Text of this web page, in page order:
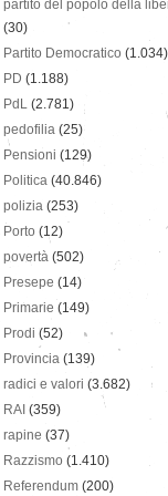
partito del popolo della
(30)
Partito Democratico (1.034)
PD (1.188)
PdL (2.781)
pedofilia (25)
Pensioni (129)
Politica (40.846)
polizia (253)
Porto (12)
povertà (502)
Presepe (14)
Primarie (149)
Prodi (52)
Provincia (139)
radici e valori (3.682)
RAI (359)
rapine (37)
Razzismo (1.410)
Referendum (200)